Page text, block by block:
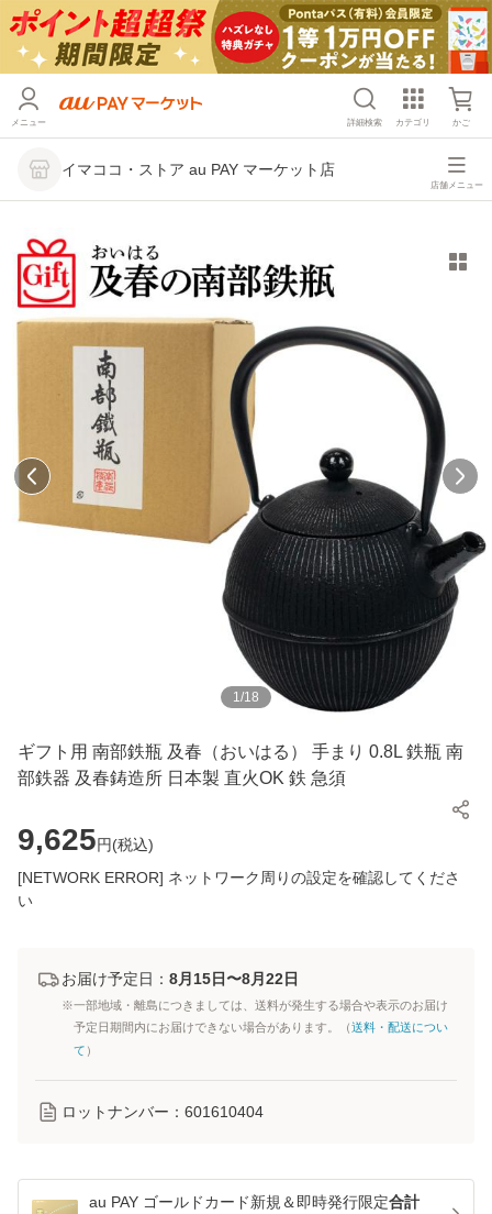
メニュー 詳細検索 カテゴリ かご
イマココ・ストア au PAY マーケット店
店舗メニュー
1/18
ギフト用 南部鉄瓶 及春（おいはる） 手まり 0.8L 鉄瓶 南
部鉄器 及春鋳造所 日本製 直火OK 鉄 急須
9,625円(税込)
[NETWORK ERROR] ネットワーク周りの設定を確認してくださ
い
お届け予定日： 8月15日〜8月22日
※一部地域・離島につきましては、送料が発生する場合や表示のお届け
予定日期間内にお届けできない場合があります。（送料・配送につい
て ）
ロットナンバー： 601610404
au PAY ゴールドカード新規＆即時発行限定合計